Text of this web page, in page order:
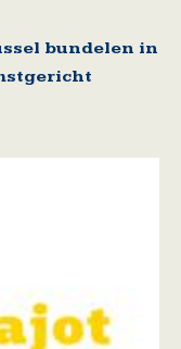
bundelen in